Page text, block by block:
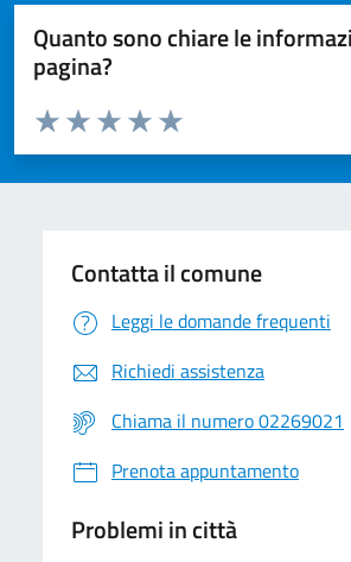
Quanto sono chiare le
pagina?
Valuta da 1 a 5 stelle la pagina
Valuta 5 stelle su 5
Valuta 4 stelle su 5
Valuta 3 stelle su 5
Valuta 2 stelle su 5
Valuta 1 stelle su 5
Contatta il comune
Leggi le domande frequenti
Richiedi assistenza
Chiama il numero 02269021
Prenota appuntamento
Problemi in città